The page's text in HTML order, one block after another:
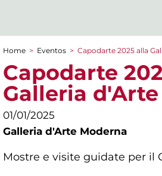
You are here
Home > Eventos > Capodarte 2025 alla
Capodarte
Galleria
01/01/2025
Galleria d'Arte Moderna
Mostre e visite guidate per il